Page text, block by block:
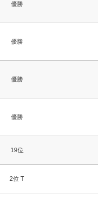
優勝
優勝
優勝
優勝
19位
2位 T